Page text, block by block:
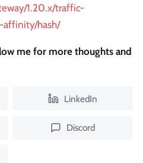
1.20.x/traffic-
affinity/hash/
me for more thoughts and
LinkedIn
Discord